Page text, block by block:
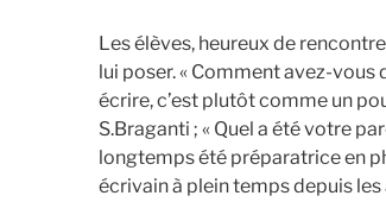
Les élèves, heureux de
lui poser. « Comment avez-vous
écrire, c’est plutôt comme un
S.Braganti ; « Quel a été votre
longtemps été préparatrice en
écrivain à plein temps depuis